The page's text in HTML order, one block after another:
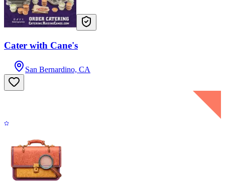
Cater with Cane's
San Bernardino, CA